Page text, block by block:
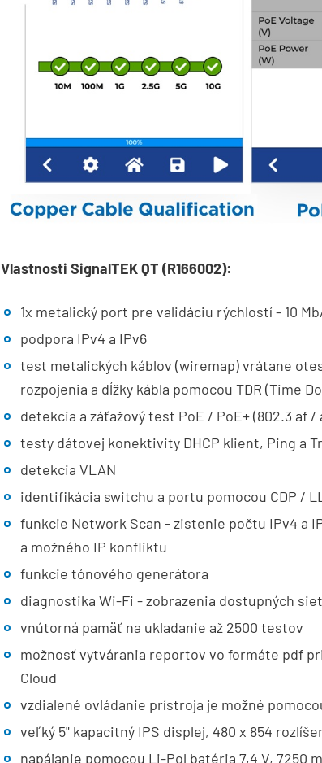
Vlastnosti SignalTEK QT (R166002):
1x metalický port pre validáciu rýchlostí - 10
podpora IPv4 a IPv6
test metalických káblov (wiremap) vrátane
rozpojenia a dĺžky kábla pomocou TDR (Time
detekcia a záťažový test PoE / PoE+ (802.3 af /
testy dátovej konektivity DHCP klient, Ping a
detekcia VLAN
identifikácia switchu a portu pomocou CDP /
funkcie Network Scan - zistenie počtu IPv4 a
a možného IP konfliktu
funkcie tónového generátora
diagnostika Wi-Fi - zobrazenia dostupných
vnútorná pamäť na ukladanie až 2500 testov
možnosť vytvárania reportov vo formáte pdf
Cloud
vzdialené ovládanie prístroja je možné
veľký 5" kapacitný IPS displej, 480 x 854
napájanie pomocou Li-Pol batéria 7,4 V, 7250